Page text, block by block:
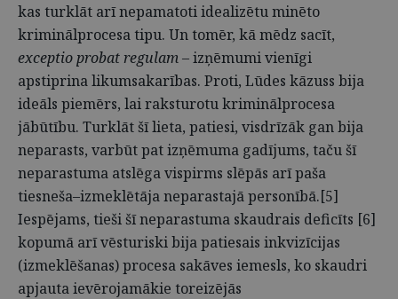
kas turklāt arī nepamatoti idealizētu minēto
kriminālprocesa tipu. Un tomēr, kā mēdz sacīt,
exceptio probat regulam– izņēmumi vienīgi
apstiprina likumsakarības. Proti, Lūdes kāzuss bija
ideāls piemērs, lai raksturotu kriminālprocesa
jābūtību. Turklāt šī lieta, patiesi, visdrīzāk gan bija
neparasts, varbūt pat izņēmuma gadījums, taču šī
neparastuma atslēga vispirms slēpās arī paša
tiesneša–izmeklētāja neparastajā personībā.[5]
Iespējams, tieši šī neparastuma skaudrais deficīts [6]
kopumā arī vēsturiski bija patiesais inkvizīcijas
(izmeklēšanas) procesa sakāves iemesls, ko skaudri
apjauta ievērojamākie toreizējās